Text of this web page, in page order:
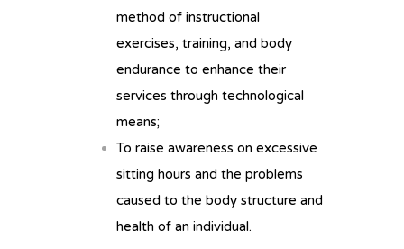
method of instructional
exercises, training, and body
endurance to enhance their
services through technological
means;
To raise awareness on excessive
sitting hours and the problems
caused to the body structure and
health of an individual.